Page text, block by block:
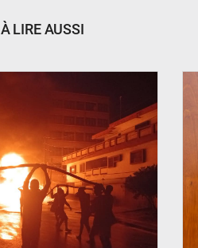
À LIRE AUSSI